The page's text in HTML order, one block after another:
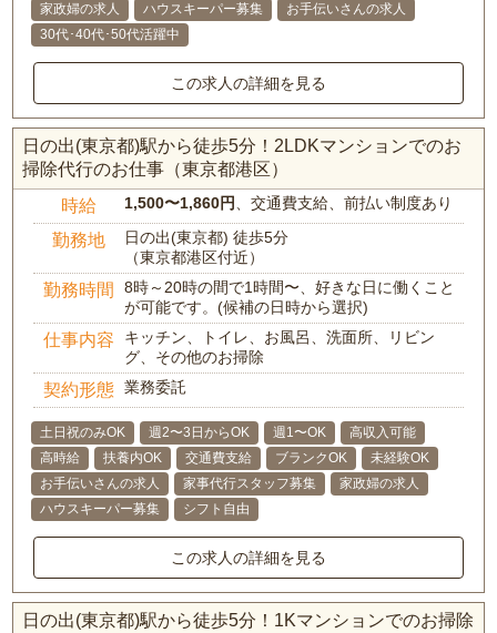
家政婦の求人
ハウスキーパー募集
お手伝いさんの求人
30代･40代･50代活躍中
この求人の詳細を見る
日の出(東京都)駅から徒歩5分！2LDKマンションでのお
掃除代行のお仕事（東京都港区）
時給 1,500〜1,860円、交通費支給、前払い制度あり
勤務地
日の出(東京都) 徒歩5分
（東京都港区付近）
勤務時間
8時～20時の間で1時間〜、好きな日に働くこと
が可能です。(候補の日時から選択)
仕事内容
キッチン、トイレ、お風呂、洗面所、リビン
グ、その他のお掃除
契約形態 業務委託
土日祝のみOK 週2〜3日からOK 週1〜OK
高収入可能
高時給
扶養内OK 交通費支給 ブランクOK
未経験OK
お手伝いさんの求人
家事代行スタッフ募集
家政婦の求人
ハウスキーパー募集
シフト自由
この求人の詳細を見る
日の出(東京都)駅から徒歩5分！1Kマンションでのお掃除